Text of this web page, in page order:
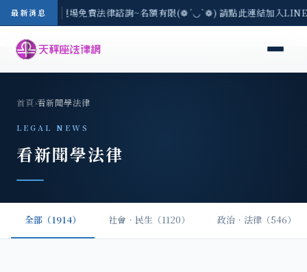
最新消息
區-8/3(一) 現場免費法律諮詢~名額有限(❁´◡`❁) 請點此連結加入
首頁›看新聞學法律
LEGAL NEWS
看新聞學法律
全部（1914） 社會‧民生（1120） 政治‧法律（546）